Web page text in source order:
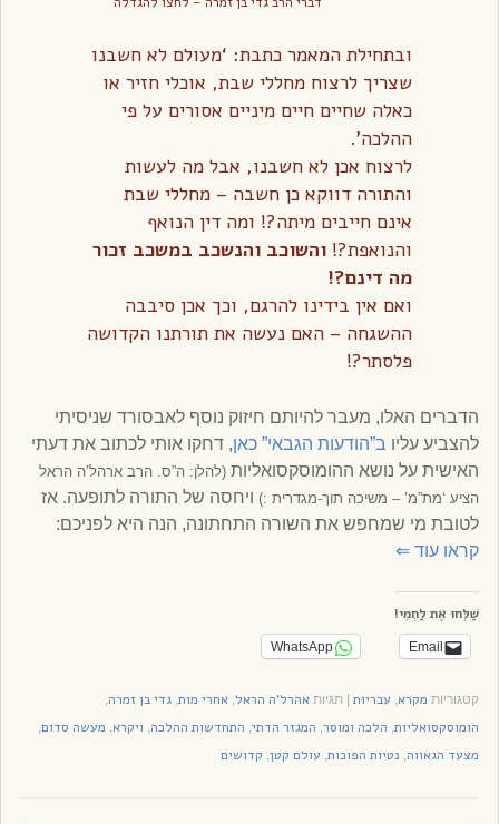
ובתחילת המאמר כתבת: ‘מעולם לא חשבנו
שצריך לרצוח מחללי שבת, אוכלי חזיר או
כאלה שחיים חיים מיניים אסורים על פי
ההלכה’.
לרצוח אכן לא חשבנו, אבל מה לעשות
והתורה דווקא כן חשבה – מחללי שבת
אינם חייבים מיתה?! ומה דין הנואף
והנואפת?! והשוכב והנשכב במשכב זכור
מה דינם?!
ואם אין בידינו להרגם, וכך אכן סיבבה
ההשגחה – האם נעשה את תורתנו הקדושה
פלסתר?!
הדברים האלו, מעבר להיותם חיזוק נוסף לאבסורד שניסיתי
להצביע עליו ב”הודעות הגבאי” כאן, דחקו אותי לכתוב את דעתי
האישית על נושא ההומוסקסואליות(להלן: ה”ס. הרב ארהל’ה הראל
הציע ‘מת”מ’ – משיכה תוך-מגדרית :) ויחסה של התורה לתופעה. אז
לטובת מי שמחפש את השורה התחתונה, הנה היא לפניכם:
קראו עוד⇐
שַׁלְּחוּ אֶת לַחְמִי!
Email
WhatsApp
קטגוריות מקרא, עבריוּת |תגיותאהרל'ה הראל,אחרי מות,גדי בן זמרה,
הומוסקסואליות, הלכה ומוסר, המגזר הדתי, התחדשות ההלכה, ויקרא, מעשה סדום,
מצעד הגאווה, נטיות הפוכות, עולם קטן, קדושים